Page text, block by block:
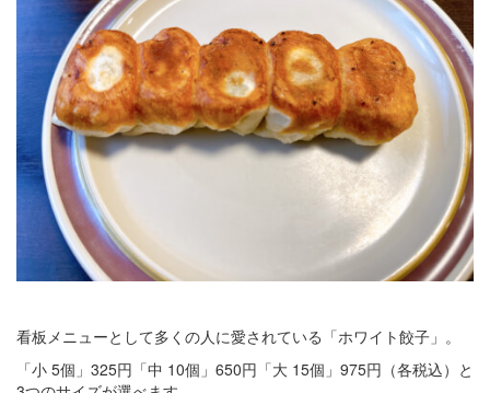
看板メニューとして多くの人に愛されている「ホワイト餃子」。
「小 5個」325円「中 10個」650円「大 15個」975円（各税込）と